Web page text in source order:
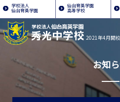
学校法人
仙台育英学園
仙台育英学園
高等学校
2021年4月開校
お知